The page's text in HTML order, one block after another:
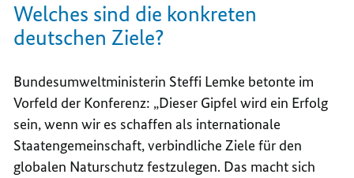
Welches sind die konkreten
deutschen Ziele?
Bundesumweltministerin Steffi Lemke betonte im
Vorfeld der Konferenz: „Dieser Gipfel wird ein Erfolg
sein, wenn wir es schaffen als internationale
Staatengemeinschaft, verbindliche Ziele für den
globalen Naturschutz festzulegen. Das macht sich